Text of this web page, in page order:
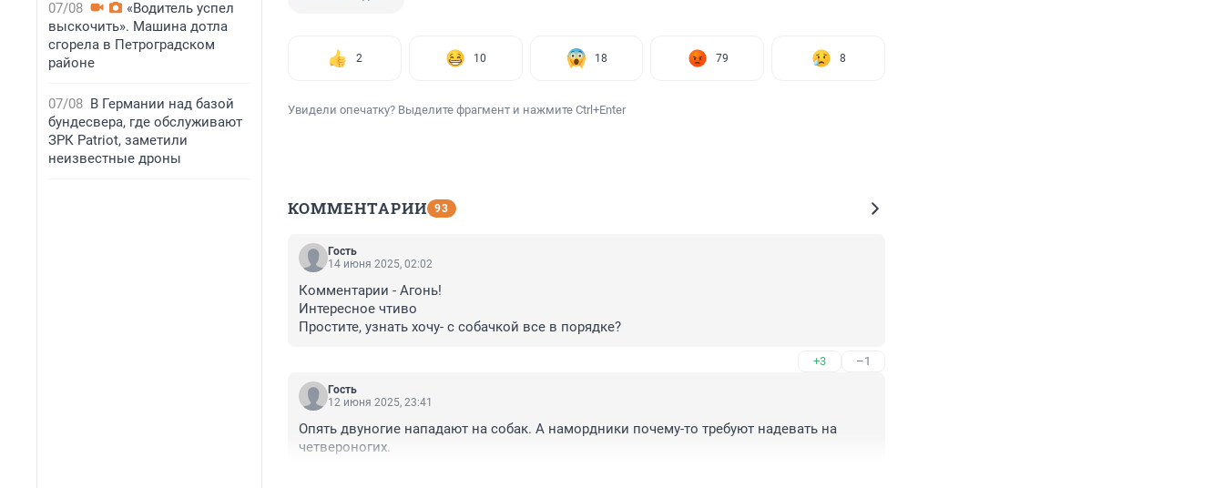
07/08
«Водитель успел
выскочить». Машина дотла
сгорела в Петроградском
районе
07/08 В Германии над базой
бундесвера, где обслуживают
ЗРК Patriot, заметили
неизвестные дроны
2 10 18 79 8
Увидели опечатку? Выделите фрагмент и нажмите Ctrl+Enter
КОММЕНТАРИИ 93
Гость
14 июня 2025, 02:02
Комментарии - Агонь!
Интересное чтиво
Простите, узнать хочу- с собачкой все в порядке?
+3 –1
Гость
12 июня 2025, 23:41
Опять двуногие нападают на собак. А намордники почему-то требуют надевать на
четвероногих.